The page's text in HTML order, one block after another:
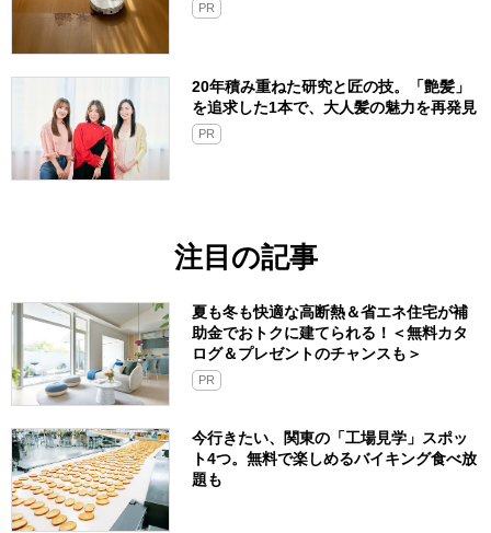
PR
20年積み重ねた研究と匠の技。「艶髪」
を追求した1本で、大人髪の魅力を再発見
PR
注目の記事
夏も冬も快適な高断熱＆省エネ住宅が補
助金でおトクに建てられる！＜無料カタ
ログ＆プレゼントのチャンスも＞
PR
今行きたい、関東の「工場見学」スポッ
ト4つ。無料で楽しめるバイキング食べ放
題も